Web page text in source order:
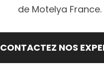
de Motelya France.
CONTACTEZ NOS